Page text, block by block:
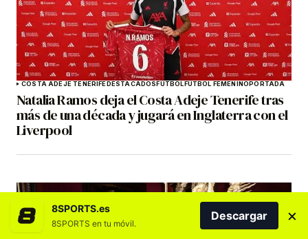
COSTA ADEJE TENERIFEDESTACADOSFÚTBOLFÚTBOL FEMENINOPORTADA
Natalia Ramos deja el Costa Adeje Tenerife tras
más de una década y jugará en Inglaterra con el
Liverpool
8SPORTS.es
8SPORTS en tu móvil.
Descargar ×